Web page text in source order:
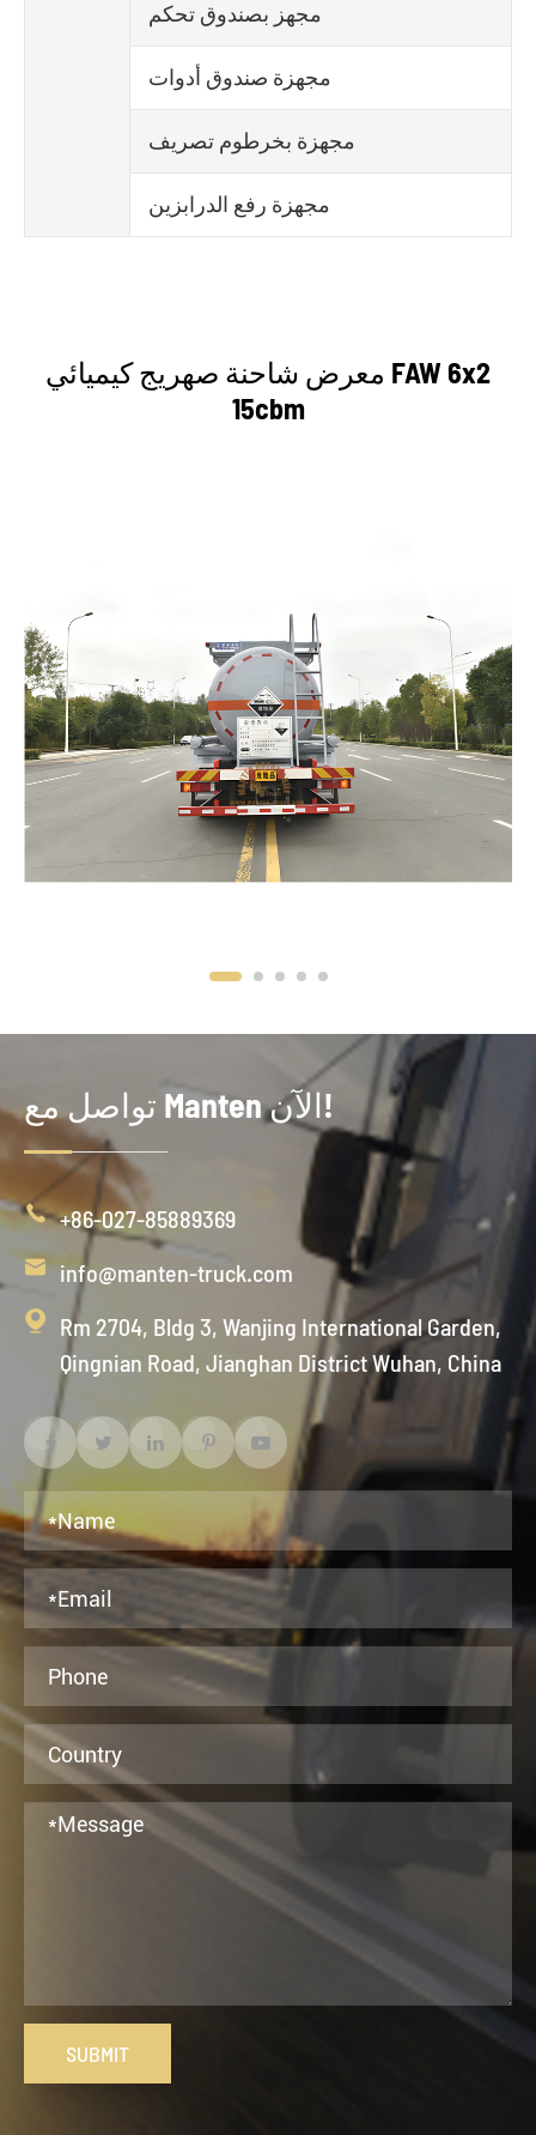
مجهز بصندوق تحكم
مجهزة صندوق أدوات
مجهزة بخرطوم تصريف
مجهزة رفع الدرابزين
معرض شاحنة صهريج كيميائي FAW 6x2
15cbm
تواصل مع Manten الآن!
 +86-027-85889369
 info@manten-truck.com

Rm 2704, Bldg 3, Wanjing International Garden,
Qingnian Road, Jianghan District Wuhan, China
SUBMIT